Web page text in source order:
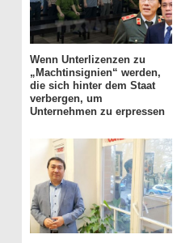
Wenn Unterlizenzen zu
„Machtinsignien“ werden,
die sich hinter dem Staat
verbergen, um
Unternehmen zu erpressen